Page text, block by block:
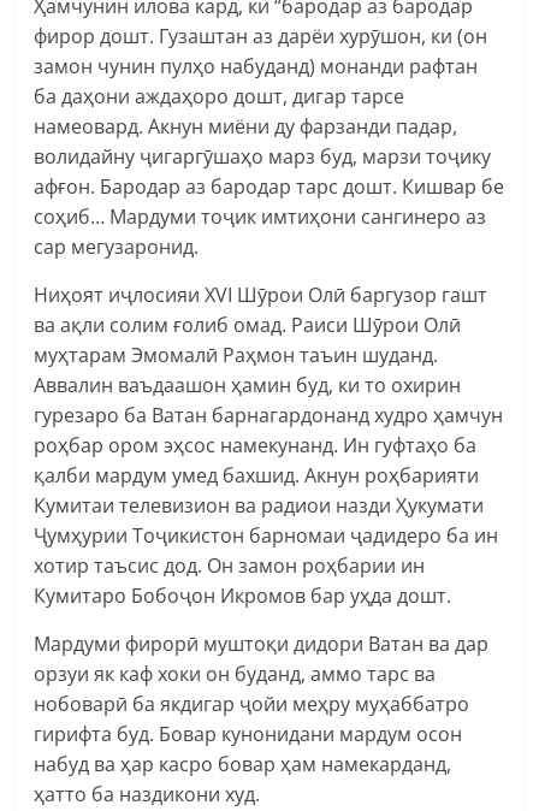
Ҳамчунин илова кард, ки “бародар аз бародар
фирор дошт. Гузаштан аз дарёи хурӯшон, ки (он
замон чунин пулҳо набуданд) монанди рафтан
ба даҳони аждаҳоро дошт, дигар тарсе
намеовард. Акнун миёни ду фарзанди падар,
волидайну ҷигаргӯшаҳо марз буд, марзи тоҷику
афғон. Бародар аз бародар тарс дошт. Кишвар бе
соҳиб… Мардуми тоҷик имтиҳони сангинеро аз
сар мегузаронид.
Ниҳоят иҷлосияи ХVI Шӯрои Олӣ баргузор гашт
ва ақли солим ғолиб омад. Раиси Шӯрои Олӣ
муҳтарам Эмомалӣ Раҳмон таъин шуданд.
Аввалин ваъдаашон ҳамин буд, ки то охирин
гурезаро ба Ватан барнагардонанд худро ҳамчун
роҳбар ором эҳсос намекунанд. Ин гуфтаҳо ба
қалби мардум умед бахшид. Акнун роҳбарияти
Кумитаи телевизион ва радиои назди Ҳукумати
Ҷумҳурии Тоҷикистон барномаи ҷадидеро ба ин
хотир таъсис дод. Он замон роҳбарии ин
Кумитаро Бобоҷон Икромов бар уҳда дошт.
Мардуми фирорӣ муштоқи дидори Ватан ва дар
орзуи як каф хоки он буданд, аммо тарс ва
нобоварӣ ба якдигар ҷойи меҳру муҳаббатро
гирифта буд. Бовар кунонидани мардум осон
набуд ва ҳар касро бовар ҳам намекарданд,
ҳатто ба наздикони худ.